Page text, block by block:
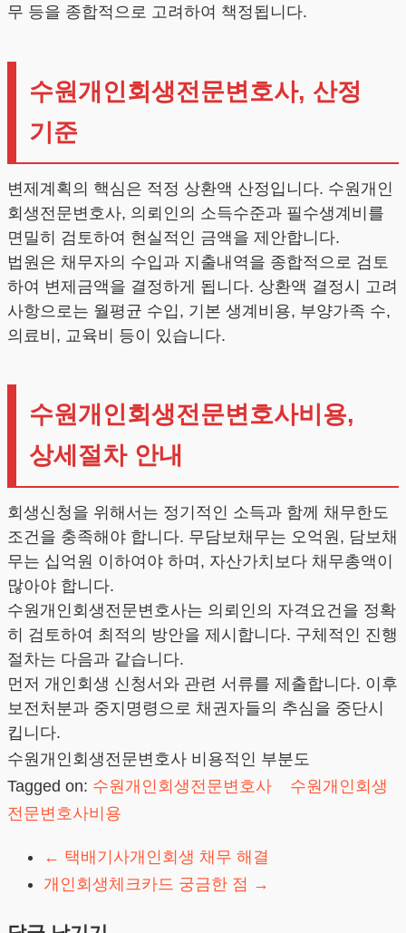
무 등을 종합적으로 고려하여 책정됩니다.
수원개인회생전문변호사, 산정
기준
변제계획의 핵심은 적정 상환액 산정입니다. 수원개인
회생전문변호사, 의뢰인의 소득수준과 필수생계비를
면밀히 검토하여 현실적인 금액을 제안합니다.
법원은 채무자의 수입과 지출내역을 종합적으로 검토
하여 변제금액을 결정하게 됩니다. 상환액 결정시 고려
사항으로는 월평균 수입, 기본 생계비용, 부양가족 수,
의료비, 교육비 등이 있습니다.
수원개인회생전문변호사비용,
상세절차 안내
회생신청을 위해서는 정기적인 소득과 함께 채무한도
조건을 충족해야 합니다. 무담보채무는 오억원, 담보채
무는 십억원 이하여야 하며, 자산가치보다 채무총액이
많아야 합니다.
수원개인회생전문변호사는 의뢰인의 자격요건을 정확
히 검토하여 최적의 방안을 제시합니다. 구체적인 진행
절차는 다음과 같습니다.
먼저 개인회생 신청서와 관련 서류를 제출합니다. 이후
보전처분과 중지명령으로 채권자들의 추심을 중단시
킵니다.
수원개인회생전문변호사 비용적인 부분도
Tagged on: 수원개인회생전문변호사
수원개인회생
전문변호사비용
← 택배기사개인회생 채무 해결
개인회생체크카드 궁금한 점 →